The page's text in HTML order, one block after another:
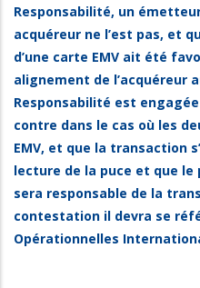
Responsabilité, un
acquéreur ne l’est pas, et
d’une carte EMV ait été
alignement de l’acquéreur
Responsabilité est
contre dans le cas où les
EMV, et que la transaction
lecture de la puce et que
sera responsable de la
contestation il devra se
Opérationnelles